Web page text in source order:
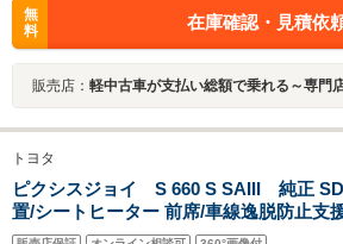
無
料
在庫確認・見積依
販売店： 軽中古車が支払い総額で乗れる～専
トヨタ
ピクシスジョイ S 660 S SAIII 純正
置/シートヒーター 前席/車線逸脱防止支
ト ハーフレザー/ドライブレコーダー 純